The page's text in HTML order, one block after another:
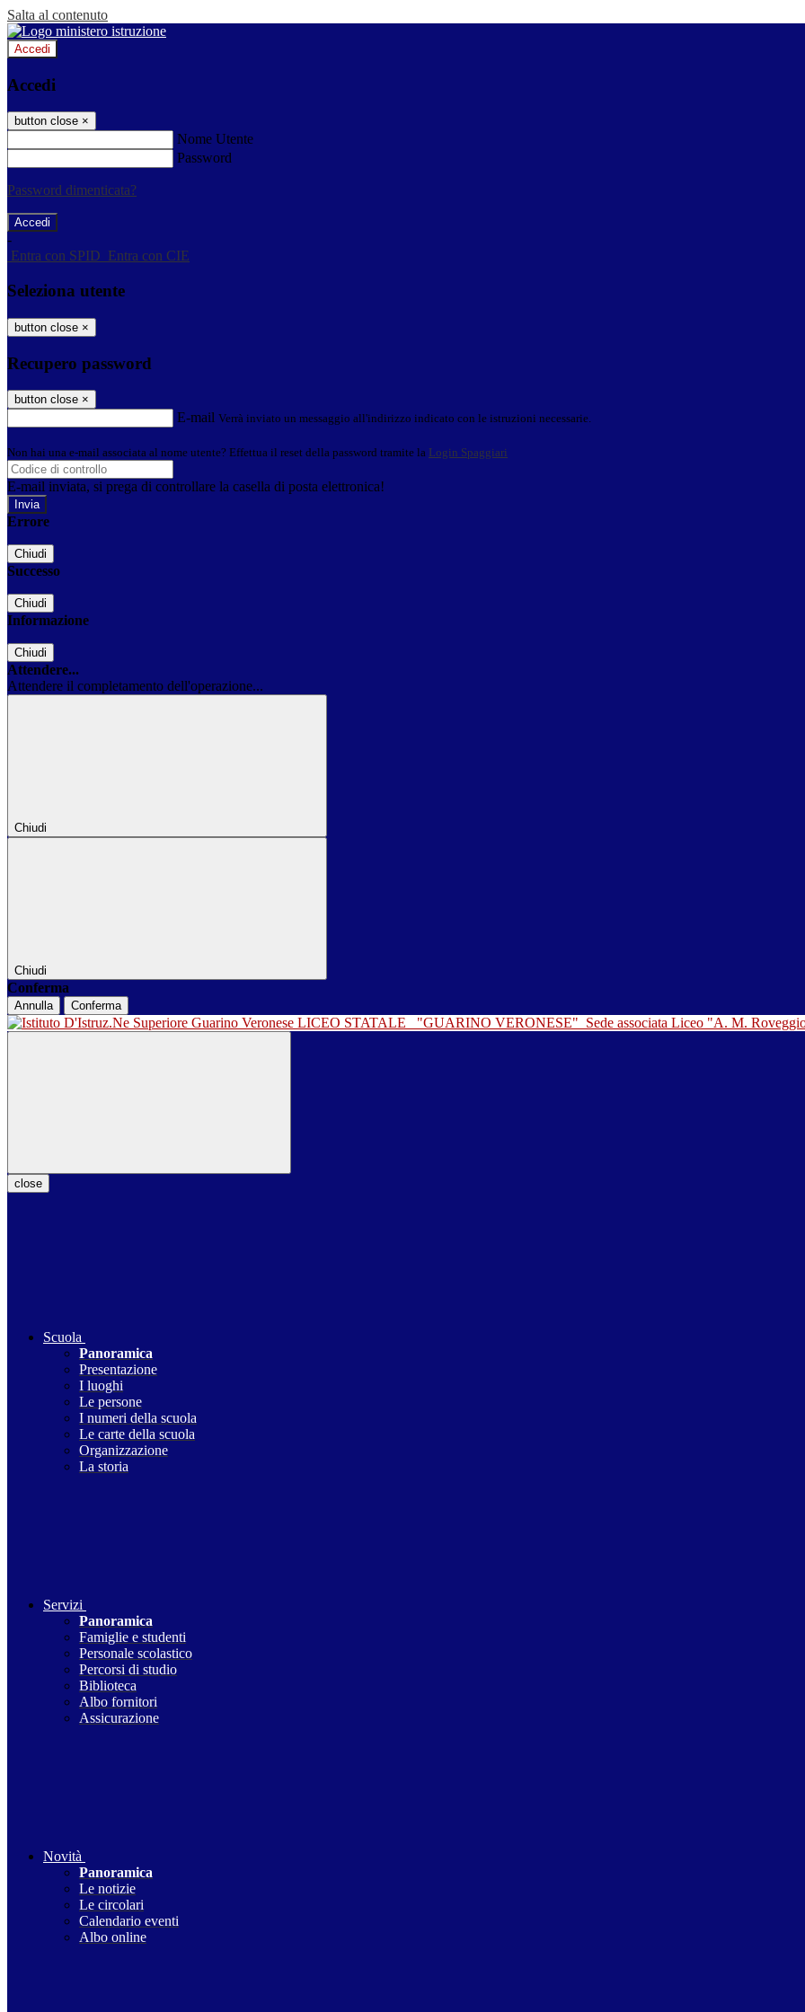
Salta al contenuto
Accedi
Accedi
button close ×
Nome Utente
Password
Password dimenticata?
-
Entra con SPID Entra con CIE
Seleziona utente
button close ×
Recupero password
button close ×
E-mail Verrà inviato un messaggio all'indirizzo indicato con le istruzioni necessarie.
Non hai una e-mail associata al nome utente? Effettua il reset della password tramite la Login Spaggiari
E-mail inviata, si prega di controllare la casella di posta elettronica!
Errore
Chiudi
Successo
Chiudi
Informazione
Chiudi
Attendere...
Attendere il completamento dell'operazione...
Chiudi
Chiudi
Conferma
Annulla Conferma
LICEO STATALE "GUARINO VERONESE" Sede associata Liceo "A. M.
close
Scuola
Panoramica
Presentazione
I luoghi
Le persone
I numeri della scuola
Le carte della scuola
Organizzazione
La storia
Servizi
Panoramica
Famiglie e studenti
Personale scolastico
Percorsi di studio
Biblioteca
Albo fornitori
Assicurazione
Novità
Panoramica
Le notizie
Le circolari
Calendario eventi
Albo online